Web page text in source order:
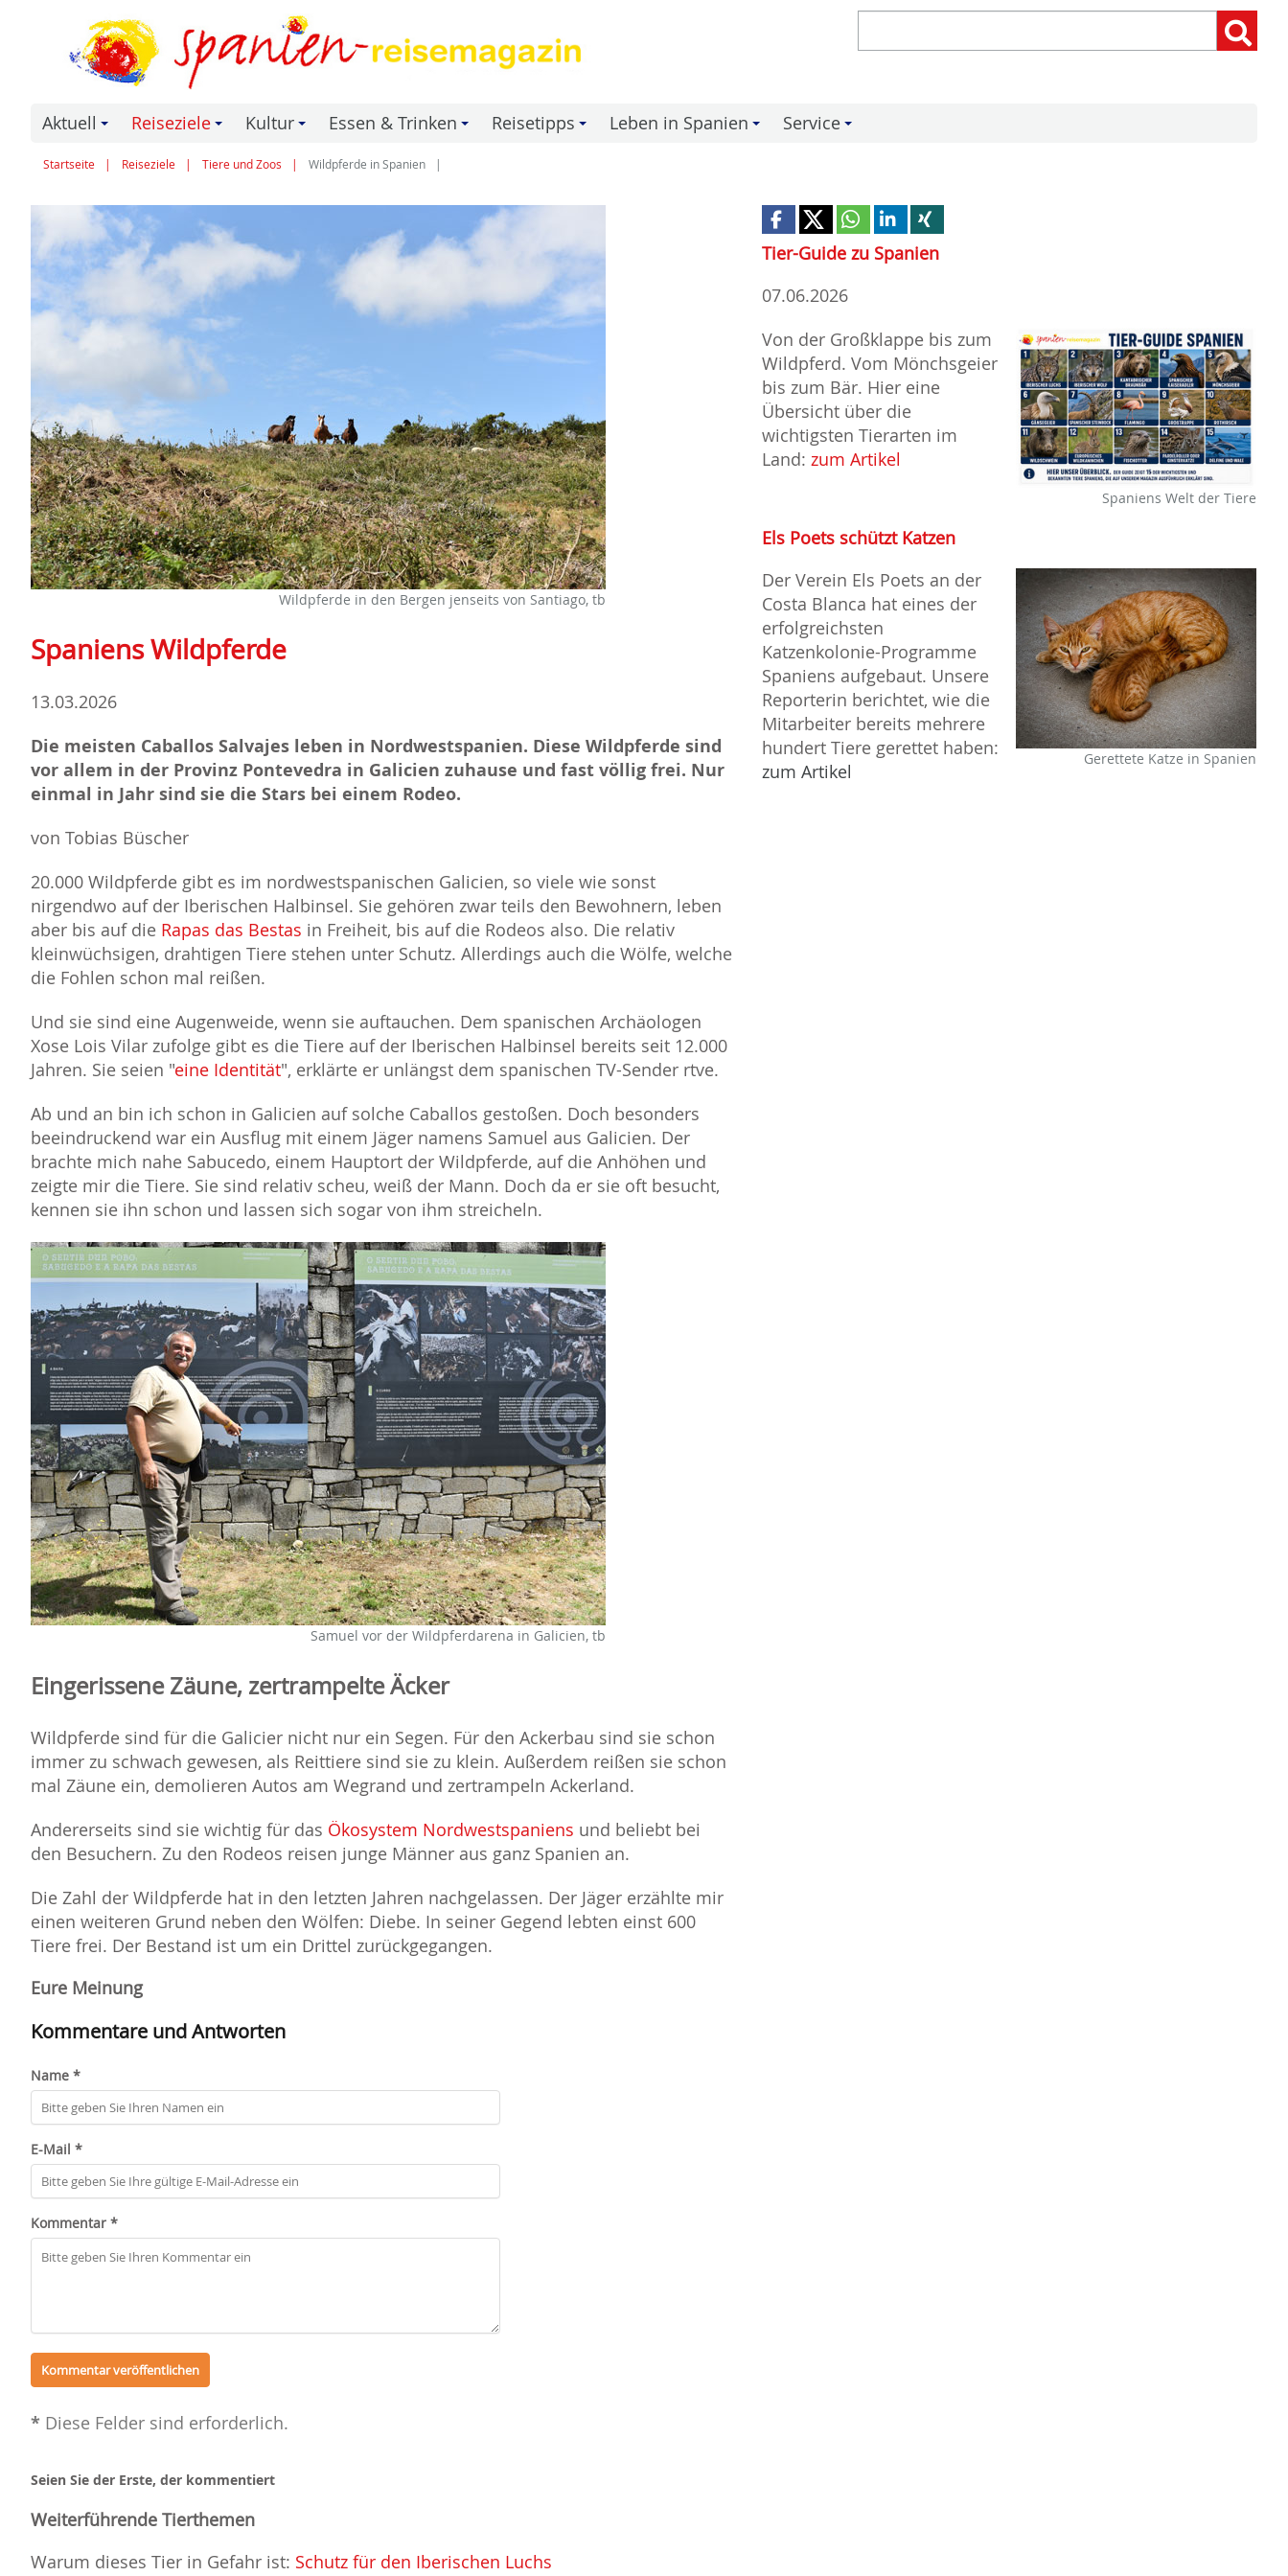
Suchen:
Aktuell Reiseziele Kultur Essen & Trinken Reisetipps Leben in Spanien Service
Startseite Reiseziele Tiere und Zoos Wildpferde in Spanien
Wildpferde in den Bergen jenseits von Santiago, tb
Spaniens Wildpferde
13.03.2026
Die meisten Caballos Salvajes leben in Nordwestspanien. Diese Wildpferde sind
vor allem in der Provinz Pontevedra in Galicien zuhause und fast völlig frei. Nur
einmal in Jahr sind sie die Stars bei einem Rodeo.
von Tobias Büscher
20.000 Wildpferde gibt es im nordwestspanischen Galicien, so viele wie sonst
nirgendwo auf der Iberischen Halbinsel. Sie gehören zwar teils den Bewohnern, leben
aber bis auf die Rapas das Bestas in Freiheit, bis auf die Rodeos also. Die relativ
kleinwüchsigen, drahtigen Tiere stehen unter Schutz. Allerdings auch die Wölfe, welche
die Fohlen schon mal reißen.
Und sie sind eine Augenweide, wenn sie auftauchen. Dem spanischen Archäologen
Xose Lois Vilar zufolge gibt es die Tiere auf der Iberischen Halbinsel bereits seit 12.000
Jahren. Sie seien "eine Identität", erklärte er unlängst dem spanischen TV-Sender rtve.
Ab und an bin ich schon in Galicien auf solche Caballos gestoßen. Doch besonders
beeindruckend war ein Ausflug mit einem Jäger namens Samuel aus Galicien. Der
brachte mich nahe Sabucedo, einem Hauptort der Wildpferde, auf die Anhöhen und
zeigte mir die Tiere. Sie sind relativ scheu, weiß der Mann. Doch da er sie oft besucht,
kennen sie ihn schon und lassen sich sogar von ihm streicheln.
Samuel vor der Wildpferdarena in Galicien, tb
Eingerissene Zäune, zertrampelte Äcker
Wildpferde sind für die Galicier nicht nur ein Segen. Für den Ackerbau sind sie schon
immer zu schwach gewesen, als Reittiere sind sie zu klein. Außerdem reißen sie schon
mal Zäune ein, demolieren Autos am Wegrand und zertrampeln Ackerland.
Andererseits sind sie wichtig für das Ökosystem Nordwestspaniens und beliebt bei
den Besuchern. Zu den Rodeos reisen junge Männer aus ganz Spanien an.
Die Zahl der Wildpferde hat in den letzten Jahren nachgelassen. Der Jäger erzählte mir
einen weiteren Grund neben den Wölfen: Diebe. In seiner Gegend lebten einst 600
Tiere frei. Der Bestand ist um ein Drittel zurückgegangen.
Eure Meinung
Kommentare und Antworten
Name *
E-Mail *
Kommentar *
* Diese Felder sind erforderlich.
Seien Sie der Erste, der kommentiert
Weiterführende Tierthemen
Warum dieses Tier in Gefahr ist: Schutz für den Iberischen Luchs
Tier-Guide zu Spanien
07.06.2026
Spaniens Welt der Tiere
Von der Großklappe bis zum
Wildpferd. Vom Mönchsgeier
bis zum Bär. Hier eine
Übersicht über die
wichtigsten Tierarten im
Land: zum Artikel
Els Poets schützt Katzen
Gerettete Katze in Spanien
Der Verein Els Poets an der
Costa Blanca hat eines der
erfolgreichsten
Katzenkolonie-Programme
Spaniens aufgebaut. Unsere
Reporterin berichtet, wie die
Mitarbeiter bereits mehrere
hundert Tiere gerettet haben:
zum Artikel